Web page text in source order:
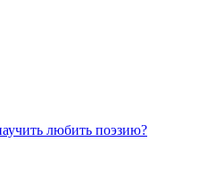
любить поэзию?